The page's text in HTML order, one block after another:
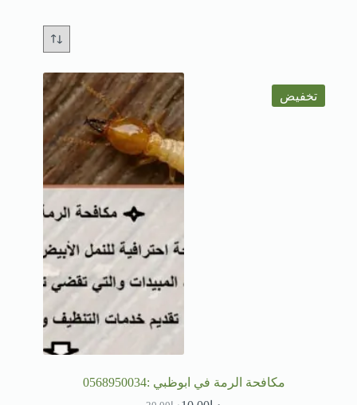
تخفيض
مكافحة الرمة في ابوظبي :0568950034